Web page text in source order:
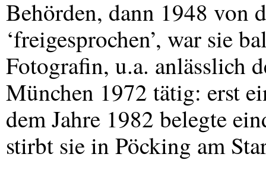
Behörden, dann 1948 von
‘freigesprochen’, war sie
Fotografin, u.a. anlässlich
München 1972 tätig: erst
dem Jahre 1982 belegte
stirbt sie in Pöcking am